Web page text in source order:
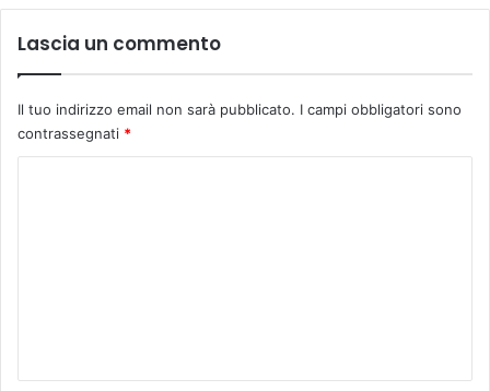
.
L
E
m
p
Lascia un commento
Il tuo indirizzo email non sarà pubblicato. I campi obbligatori sono
contrassegnati *